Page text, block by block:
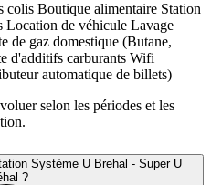
colis Boutique alimentaire Station
Location de véhicule Lavage
de gaz domestique (Butane,
d'additifs carburants Wifi
automatique de billets)
selon les périodes et les
Système U Brehal - Super U
?